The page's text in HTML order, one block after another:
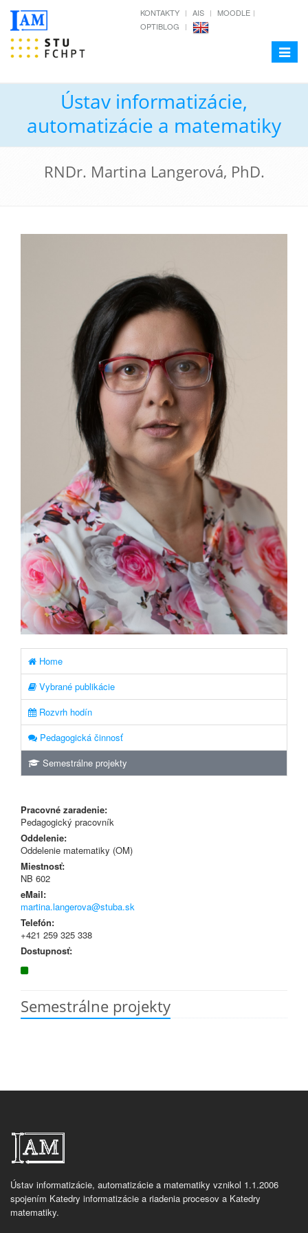
KONTAKTY AIS
MOODLE
OPTIBLOG
Toggle
Ústav informatizácie,
automatizácie a matematiky
RNDr. Martina Langerová, PhD.
Home
Vybrané publikácie
Rozvrh hodín
Pedagogická činnosť
Semestrálne projekty
Pracovné zaradenie:
Pedagogický pracovník
Oddelenie:
Oddelenie matematiky (OM)
Miestnosť:
NB 602
eMail:
martina.langerova@stuba.sk
Telefón:
+421 259 325 338
Dostupnosť:
Semestrálne projekty
Ústav informatizácie, automatizácie a matematiky vznikol 1.1.2006
spojením Katedry informatizácie a riadenia procesov a Katedry
matematiky.